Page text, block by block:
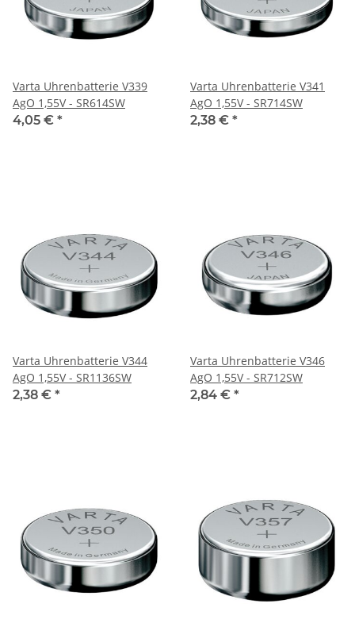
Varta Uhrenbatterie V339
AgO 1,55V - SR614SW
4,05 € *
Varta Uhrenbatterie V341
AgO 1,55V - SR714SW
2,38 € *
Varta Uhrenbatterie V344
AgO 1,55V - SR1136SW
2,38 € *
Varta Uhrenbatterie V346
AgO 1,55V - SR712SW
2,84 € *